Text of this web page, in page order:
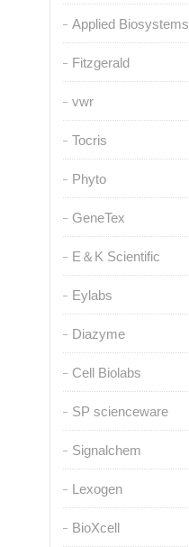
Applied Biosystems
Fitzgerald
vwr
Tocris
Phyto
GeneTex
E＆K Scientific
Eylabs
Diazyme
Cell Biolabs
SP scienceware
Signalchem
Lexogen
BioXcell